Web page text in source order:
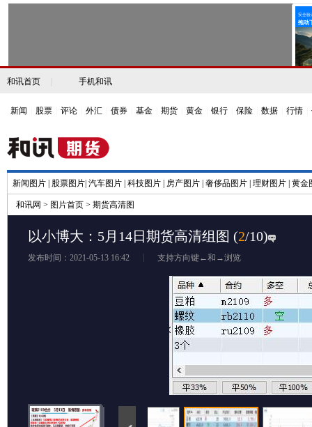
和讯首页 手机和讯
新闻 股票 评论 外汇 债券 基金 期货 黄金 银行 保险 数据 行情
新闻图片 股票图片 汽车图片 科技图片 房产图片 奢侈品图片 理财图片 黄金
和讯网 > 图片首页 > 期货高清图
以小博大：5月14日期货高清组图 (2/10)
发布时间：2021-05-13 16:42 支持方向键←和→浏览